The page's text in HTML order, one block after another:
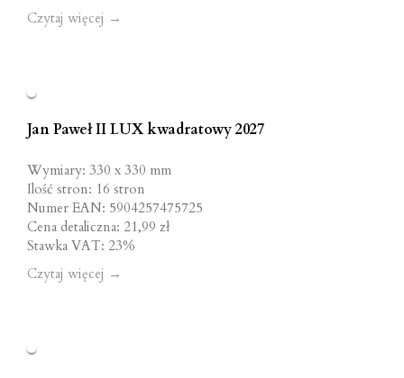
Czytaj więcej →
Jan Paweł II LUX kwadratowy 2027
Wymiary: 330 x 330 mm
Ilość stron: 16 stron
Numer EAN: 5904257475725
Cena detaliczna: 21,99 zł
Stawka VAT: 23%
Czytaj więcej →